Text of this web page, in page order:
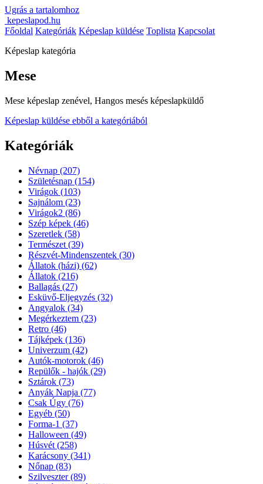
Ugrás a tartalomhoz
kepeslapod.hu
Főoldal Kategóriák Képeslap küldése Toplista Kapcsolat
Képeslap kategória
Mese
Mese képeslap zenével, Hangos mesés képeslapküldő
Képeslap küldése ebből a kategóriából
Kategóriák
Névnap (207)
Születésnap (154)
Virágok (103)
Sajnálom (23)
Virágok2 (86)
Szép képek (46)
Szeretlek (58)
Természet (39)
Részvét-Mindenszentek (30)
Állatok (házi) (62)
Állatok (216)
Ballagás (27)
Esküvő-Eljegyzés (32)
Angyalok (34)
Megérkeztem (23)
Retro (46)
Tájképek (136)
Univerzum (42)
Autók-motorok (46)
Repülők - hajók (29)
Sztárok (73)
Anyák Napja (77)
Csak Úgy (76)
Egyéb (50)
Forma-1 (37)
Halloween (49)
Húsvét (258)
Karácsony (341)
Nőnap (83)
Szilveszter(89)